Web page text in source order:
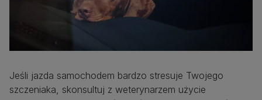
Jeśli jazda samochodem bardzo stresuje Twojego
szczeniaka, skonsultuj z weterynarzem użycie